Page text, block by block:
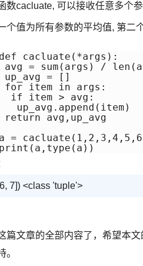
数cacluate, 可以接收任意多个
个值为所有参数的平均值, 第二
def cacluate(*args):
avg = sum(args) /
up_avg = []
for item in args:
if item > avg:
up_avg.append(item)
return avg,up_avg
a =
print(a,type(a))
7]) <class 'tuple'>
篇文章的全部内容了，希望本
。